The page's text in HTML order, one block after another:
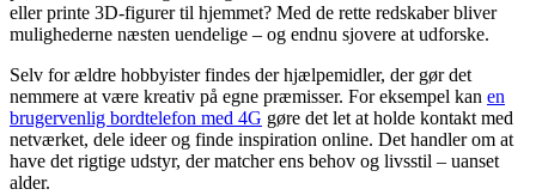
eller printe 3D-figurer til hjemmet? Med de rette redskaber bliver
mulighederne næsten uendelige – og endnu sjovere at udforske.
Selv for ældre hobbyister findes der hjælpemidler, der gør det
nemmere at være kreativ på egne præmisser. For eksempel kan en
brugervenlig bordtelefon med 4G gøre det let at holde kontakt med
netværket, dele ideer og finde inspiration online. Det handler om at
have det rigtige udstyr, der matcher ens behov og livsstil – uanset
alder.